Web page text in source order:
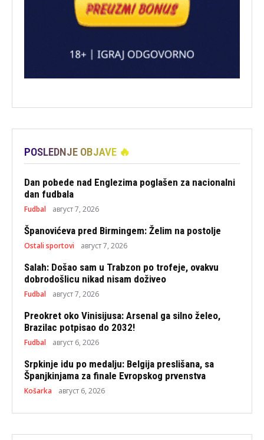
POSLEDNJE OBJAVE 🔥
Dan pobede nad Englezima poglašen za nacionalni
dan fudbala
Fudbal август 7, 2026
Španovićeva pred Birmingem: Želim na postolje
Ostali sportovi август 7, 2026
Salah: Došao sam u Trabzon po trofeje, ovakvu
dobrodošlicu nikad nisam doživeo
Fudbal август 7, 2026
Preokret oko Vinisijusa: Arsenal ga silno želeo,
Brazilac potpisao do 2032!
Fudbal август 6, 2026
Srpkinje idu po medalju: Belgija preslišana, sa
Španjkinjama za finale Evropskog prvenstva
Košarka август 6, 2026